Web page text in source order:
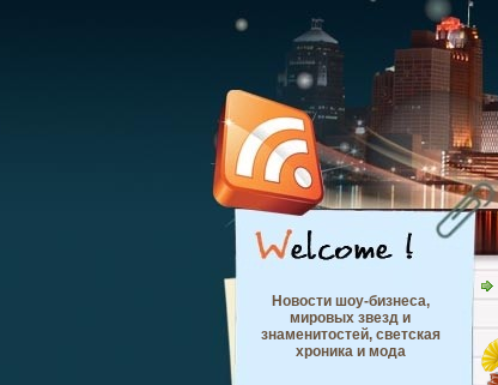
Новости шоу-бизнеса,
мировых звезд и
знаменитостей, светская
хроника и мода